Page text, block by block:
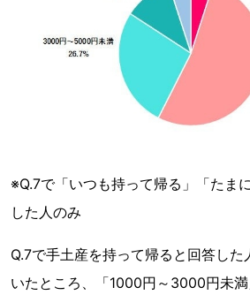
※Q.7で「いつも持って帰る」「たま
した人のみ
Q.7で手土産を持って帰ると回答し
いたところ、「1000円～3000円未